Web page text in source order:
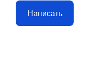
Написать